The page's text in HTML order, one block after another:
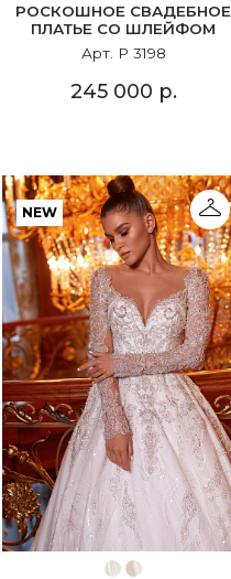
РОСКОШНОЕ СВАДЕБНОЕ
ПЛАТЬЕ СО ШЛЕЙФОМ
Арт. P 3198
245 000 р.
NEW